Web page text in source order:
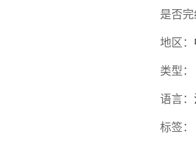
是否
地区：
类型：
语言：
标签：